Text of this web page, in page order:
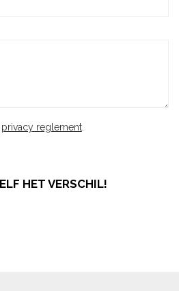
privacy reglement.
HET VERSCHIL!